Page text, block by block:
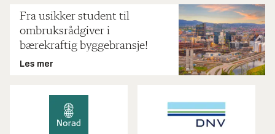
Fra usikker student til
ombruksrådgiver i
bærekraftig byggebransje!
Les mer